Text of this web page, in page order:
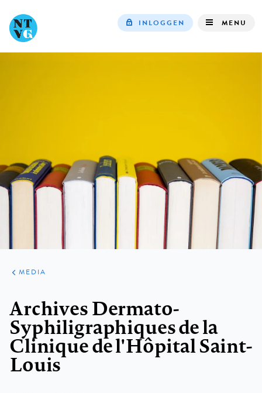
INLOGGEN MENU
ARTIKELEN
VARIA
MEDIA
Archives Dermato-
Syphiligraphiques de la
Clinique de l'Hôpital Saint-
Louis